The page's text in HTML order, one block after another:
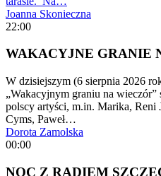
Joanna Skonieczna
22:00
WAKACYJNE GRANIE
W dzisiejszym (6 sierpnia 2026
„Wakacyjnym graniu na
polscy artyści, m.in. Marika, Reni
Cyms, Paweł…
Dorota Zamolska
00:00
NOC Z RADIEM